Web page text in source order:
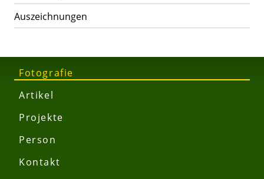
Fotografie
Artikel
Projekte
Person
Kontakt
Auszeichnungen